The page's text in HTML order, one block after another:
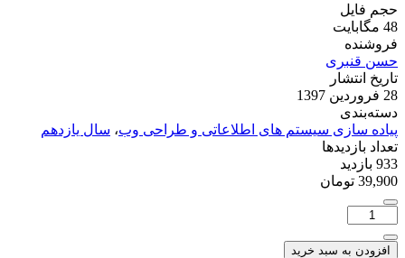
حجم فایل
48 مگابایت
فروشنده
حسن قنبری
تاریخ انتشار
28 فروردین 1397
دسته‌بندی
پیاده سازی سیستم های اطلاعاتی و طراحی وب، سال یازدهم
تعداد بازدیدها
933 بازدید
39,900 تومان
تعداد:
پروژه
طراحی
افزودن به سبد خرید